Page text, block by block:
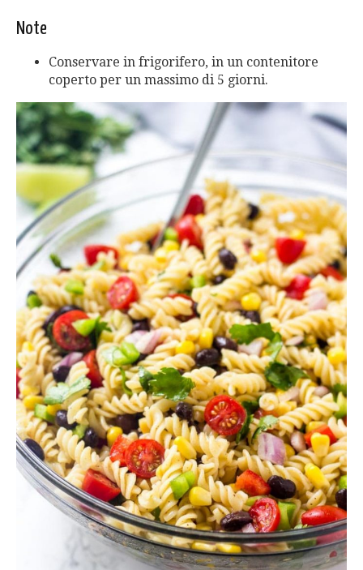
Note
Conservare in frigorifero, in un contenitore
coperto per un massimo di 5 giorni.